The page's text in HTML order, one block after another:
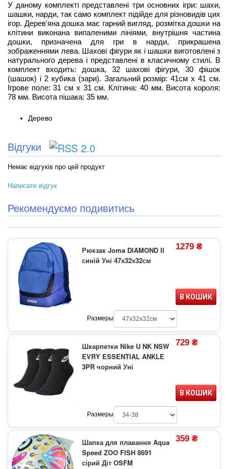
У даному комплекті представлені три основних ігри: шахи,
шашки, нарди, так само комплект підійде для різновидів цих
ігор. Дерев'яна дошка має гарний вигляд, розмітка дошки на
клітини виконана випаленими лініями, внутрішня частина
дошки, призначена для гри в нарди, прикрашена
зображеннями лева. Шахові фігури як і шашки виготовлені з
натурального дерева і представлені в класичному стилі. В
комплект входить: дошка, 32 шахові фігури, 30 фішок
(шашок) і 2 кубика (зари). Загальний розмір: 41см х 41 см.
Ігрове поле: 31 см х 31 см. Клітина: 40 мм. Висота короля:
78 мм. Висота пішака: 35 мм.
Дерево
Відгуки
Немає відгуків про цей продукт
Написати відгук
Рекомендуємо подивитись
Рюкзак Joma DIAMOND II
синій Уні 47х32х32см
1279 ₴
В КОШИК
Размеры
Шкарпетки Nike U NK NSW
EVRY ESSENTIAL ANKLE
3PR чорний Уні
729 ₴
В КОШИК
Размеры
Шапка для плавання Aqua
Speed ZOO FISH 8691
сірий Діт OSFM
359 ₴